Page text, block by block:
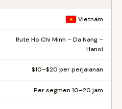
Vietnam
Rute Ho Chi Minh – Da Nang –
Hanoi
$10–$20 per perjalanan
Per segmen 10–20 jam